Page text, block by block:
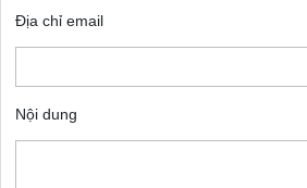
Địa chỉ email
Nội dung